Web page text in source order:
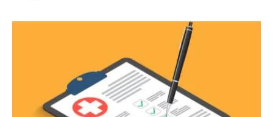
Winfred Merkus
Peter Kerkhof